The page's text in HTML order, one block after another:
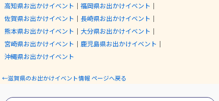
高知県お出かけイベント ｜ 福岡県お出かけイベント ｜
佐賀県お出かけイベント ｜ 長崎県お出かけイベント ｜
熊本県お出かけイベント ｜ 大分県お出かけイベント ｜
宮崎県お出かけイベント ｜ 鹿児島県お出かけイベント ｜
沖縄県お出かけイベント
←滋賀県のお出かけイベント情報 ページへ戻る